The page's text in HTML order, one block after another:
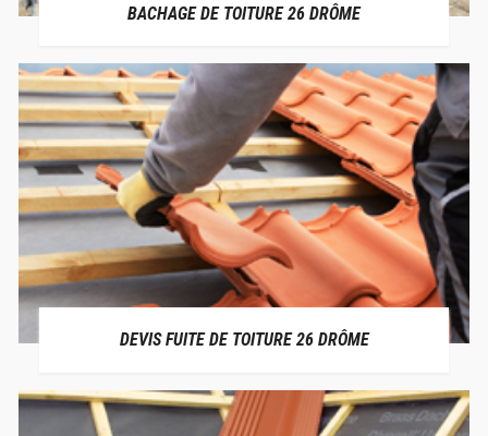
BACHAGE DE TOITURE 26 DRÔME
DEVIS FUITE DE TOITURE 26 DRÔME